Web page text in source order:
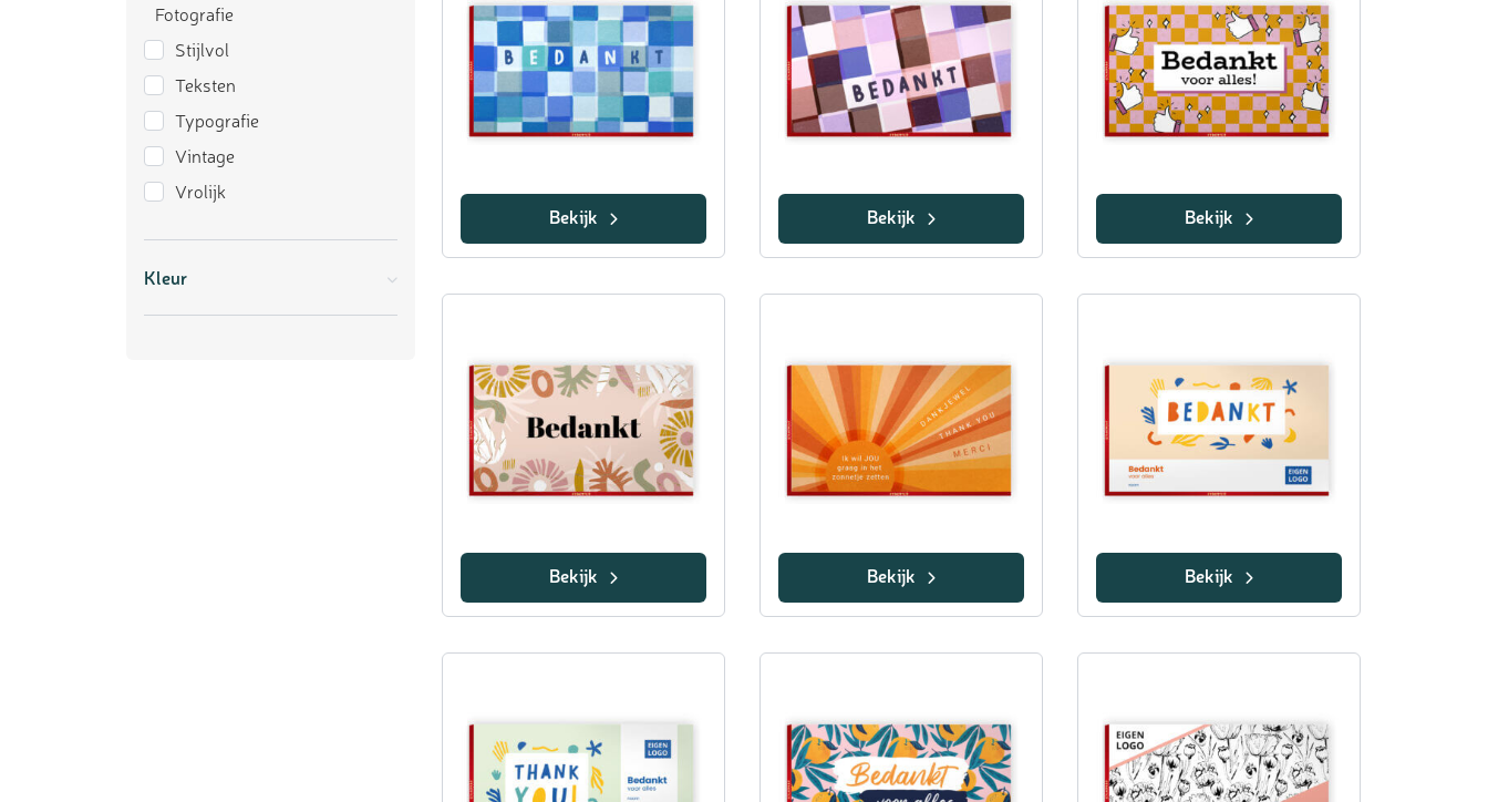
Fotografie
Stijlvol
Teksten
Typografie
Vintage
Vrolijk
Kleur
Bekijk Bekijk Bekijk
Bekijk Bekijk Bekijk